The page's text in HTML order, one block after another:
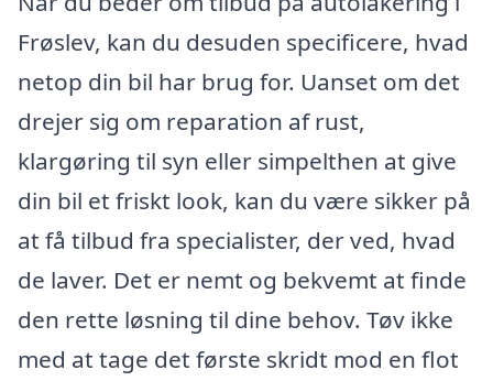
Frøslev, kan du desuden specificere, hvad
netop din bil har brug for. Uanset om det
drejer sig om reparation af rust,
klargøring til syn eller simpelthen at give
din bil et friskt look, kan du være sikker på
at få tilbud fra specialister, der ved, hvad
de laver. Det er nemt og bekvemt at finde
den rette løsning til dine behov. Tøv ikke
med at tage det første skridt mod en flot